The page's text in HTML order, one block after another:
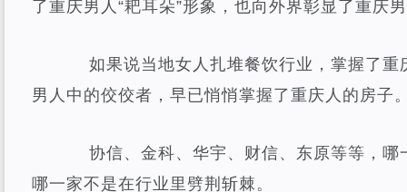
了重庆男人“耙耳朵”形象，也向外界彰显了重庆
如果说当地女人扎堆餐饮行业，掌握了重
男人中的佼佼者，早已悄悄掌握了重庆人的房子
协信、金科、华宇、财信、东原等等，哪
哪一家不是在行业里劈荆斩棘。